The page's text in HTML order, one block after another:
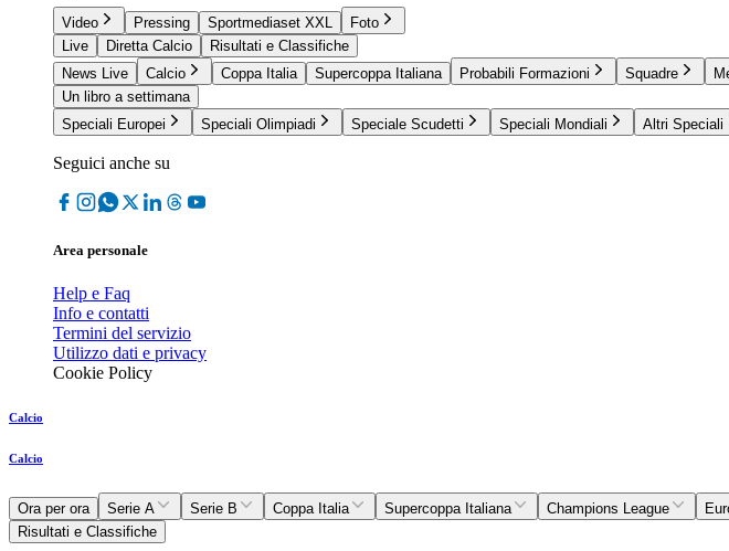
Video Pressing Sportmediaset XXL
Foto
Live
Diretta Calcio
Risultati e Classifiche
News Live
Calcio Coppa Italia Supercoppa Italiana Probabili Formazioni Squadre
Un libro a settimana
Speciali Europei
Speciali Olimpiadi Speciale Scudetti Speciali Mondiali Altri Speciali
Seguici anche su
Area personale
Help e Faq
Info e contatti
Termini del servizio
Utilizzo dati e privacy
Cookie Policy
Calcio
Calcio
Ora per ora Serie A Serie B Coppa Italia Supercoppa Italiana Champions League
Risultati e Classifiche